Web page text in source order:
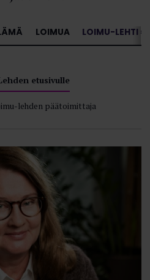
LOIMUA LOIMU-LEHTI »
etusivulle
lehden päätoimittaja